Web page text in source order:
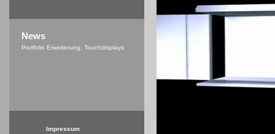
News
Portfolio Erweiterung: Touchdisplays
Impressum